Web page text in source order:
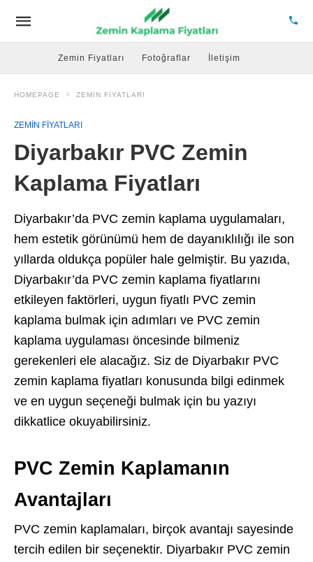
Zemin Fiyatları Fotoğraflar İletişim
HOMEPAGE ZEMIN FIYATLARI
ZEMIN FIYATLARI
Diyarbakır PVC Zemin
Kaplama Fiyatları
Diyarbakır’da PVC zemin kaplama uygulamaları,
hem estetik görünümü hem de dayanıklılığı ile son
yıllarda oldukça popüler hale gelmiştir. Bu yazıda,
Diyarbakır’da PVC zemin kaplama fiyatlarını
etkileyen faktörleri, uygun fiyatlı PVC zemin
kaplama bulmak için adımları ve PVC zemin
kaplama uygulaması öncesinde bilmeniz
gerekenleri ele alacağız. Siz de Diyarbakır PVC
zemin kaplama fiyatları konusunda bilgi edinmek
ve en uygun seçeneği bulmak için bu yazıyı
dikkatlice okuyabilirsiniz.
PVC Zemin Kaplamanın
Avantajları
PVC zemin kaplamaları, birçok avantajı sayesinde
tercih edilen bir seçenektir. Diyarbakır PVC zemin